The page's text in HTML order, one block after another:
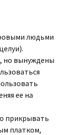
людьми
но вынуждены
ее на
прикрывать
платком,